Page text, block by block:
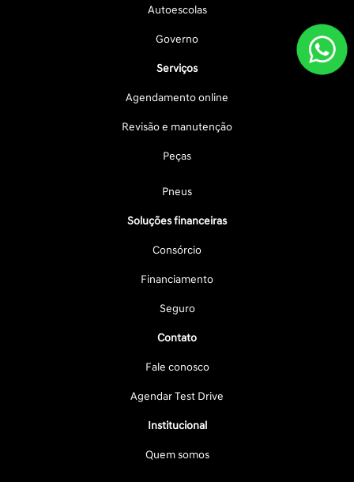
Autoescolas
Governo
Serviços
Agendamento online
Revisão e manutenção
Peças
Pneus
Soluções financeiras
Consórcio
Financiamento
Seguro
Contato
Fale conosco
Agendar Test Drive
Institucional
Quem somos